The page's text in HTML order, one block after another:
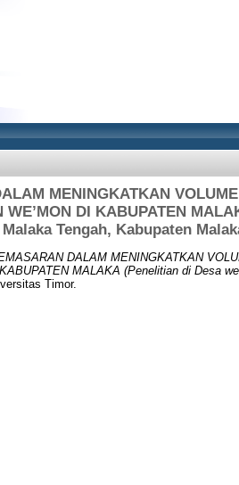
MENINGKATKAN
DI KABUPATEN
Tengah, Kabupaten
DALAM MENINGKATKAN
MALAKA (Penelitian di Desa
Timor.